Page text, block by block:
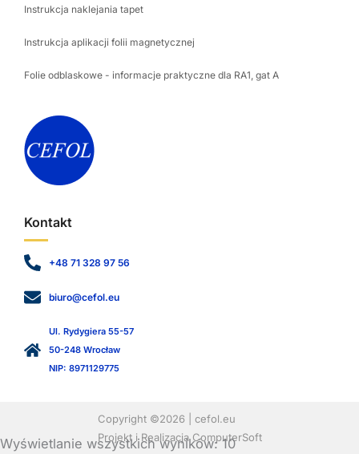
Wyświetlanie wszystkich wyników: 10
Instrukcja naklejania tapet
Instrukcja aplikacji folii magnetycznej
Folie odblaskowe - informacje praktyczne dla RA1, gat A
Kontakt
+48 71 328 97 56
biuro@cefol.eu
Ul. Rydygiera 55-57
50-248 Wrocław
NIP: 8971129775
Copyright ©2026 | cefol.eu
Projekt i Realizacja ComputerSoft